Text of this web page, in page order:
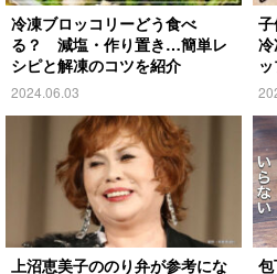
冷凍ブロッコリーどう食べ
る？ 減塩・作り置き…簡単レ
シピと解凍のコツを紹介
2024.06.03
上沼恵美子ののり弁が参考にな